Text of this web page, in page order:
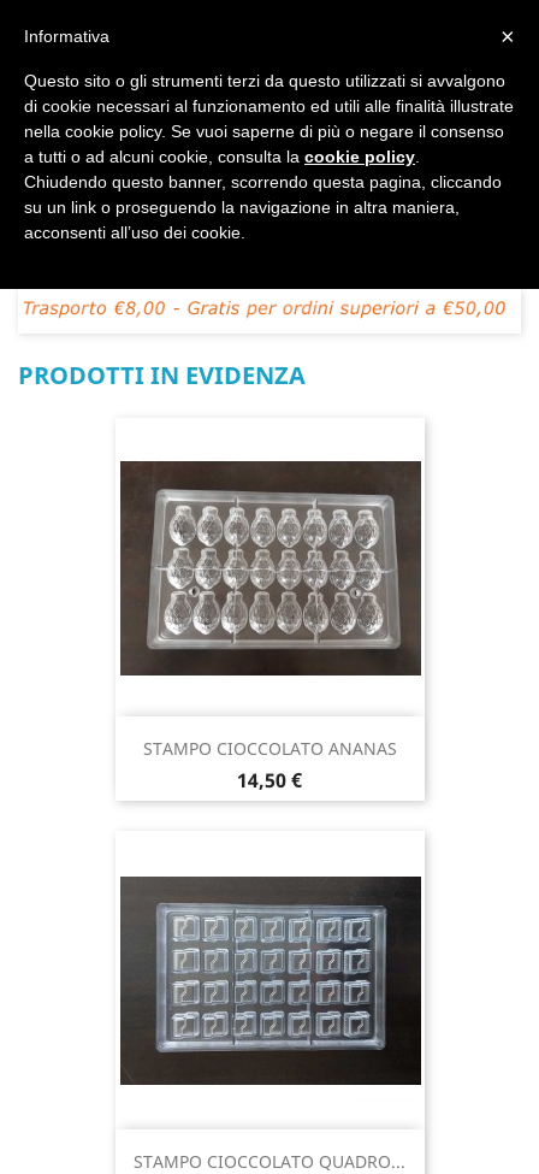
 shopping_cart
DAL 1977

MADE IN ITALY E UE

PRODOTTI IN EVIDENZA
STAMPO CIOCCOLATO ANANAS
Prezzo
14,50 €
STAMPO CIOCCOLATO QUADRO...
×
Informativa
Questo sito o gli strumenti terzi da questo utilizzati si avvalgono
di cookie necessari al funzionamento ed utili alle finalità illustrate
nella cookie policy. Se vuoi saperne di più o negare il consenso
a tutti o ad alcuni cookie, consulta la cookie policy
Chiudendo questo banner, scorrendo questa pagina, cliccando
su un link o proseguendo la navigazione in altra maniera,
acconsenti all’uso dei cookie.